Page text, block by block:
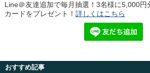
Line＠友達追加で毎月抽選！3名様に5,000
カードをプレゼント！ 詳しくはこちら
おすすめ記事